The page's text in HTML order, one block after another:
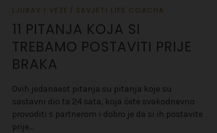
LJUBAV I VEZE SAVJETI LIFE COACHA
11 PITANJA KOJA SI
TREBAMO POSTAVITI PRIJE
BRAKA
Ovih jedanaest pitanja su pitanja koje su
sastavni dio ta 24 sata, koja ćete svakodnevno
provoditi s partnerom i dobro je da si ih postavite
prije…